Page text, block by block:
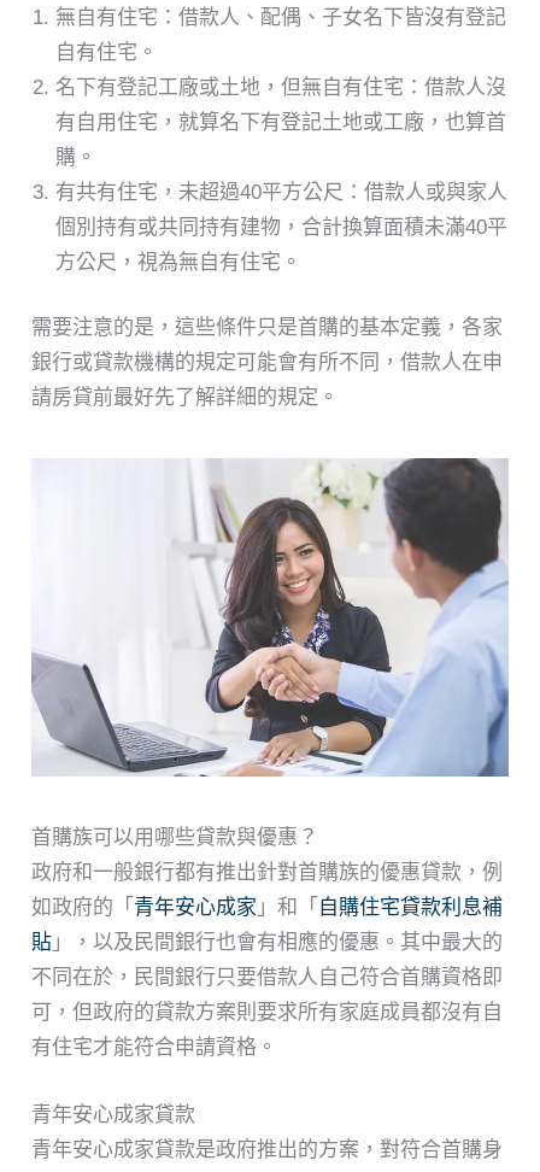
無自有住宅：借款人、配偶、子女名下皆沒有登記
自有住宅。
名下有登記工廠或土地，但無自有住宅：借款人沒
有自用住宅，就算名下有登記土地或工廠，也算首
購。
有共有住宅，未超過40平方公尺：借款人或與家人
個別持有或共同持有建物，合計換算面積未滿40平
方公尺，視為無自有住宅。
需要注意的是，這些條件只是首購的基本定義，各家
銀行或貸款機構的規定可能會有所不同，借款人在申
請房貸前最好先了解詳細的規定。
首購族可以用哪些貸款與優惠？
政府和一般銀行都有推出針對首購族的優惠貸款，例
如政府的「 青年安心成家 」和「 自購住宅貸款利息補
貼 」，以及民間銀行也會有相應的優惠。其中最大的
不同在於，民間銀行只要借款人自己符合首購資格即
可，但政府的貸款方案則要求所有家庭成員都沒有自
有住宅才能符合申請資格。
青年安心成家貸款
青年安心成家貸款是政府推出的方案，對符合首購身